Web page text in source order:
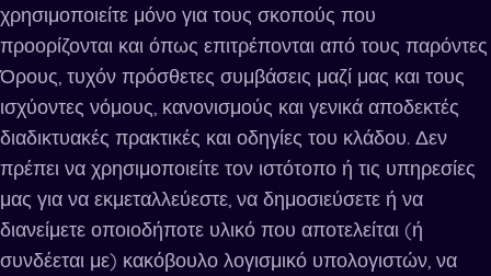
χρησιμοποιείτε μόνο για τους σκοπούς που
προορίζονται και όπως επιτρέπονται από τους παρόντες
Όρους, τυχόν πρόσθετες συμβάσεις μαζί μας και τους
ισχύοντες νόμους, κανονισμούς και γενικά αποδεκτές
διαδικτυακές πρακτικές και οδηγίες του κλάδου. Δεν
πρέπει να χρησιμοποιείτε τον ιστότοπο ή τις υπηρεσίες
μας για να εκμεταλλεύεστε, να δημοσιεύσετε ή να
διανείμετε οποιοδήποτε υλικό που αποτελείται (ή
συνδέεται με) κακόβουλο λογισμικό υπολογιστών, να